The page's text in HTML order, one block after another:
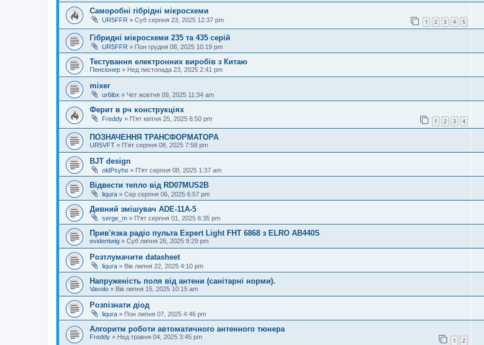
Саморобні гібрідні мікросхеми
UR5FFR » Суб серпня 23, 2025 12:37 pm 1 2 3 4 5
Гібридні мікросхеми 235 та 435 серій
UR5FFR » Пон грудня 08, 2025 10:19 pm
Тестування електронних виробів з Китаю
Пенсіонер » Нед листопада 23, 2025 2:41 pm
mixer
ur6ibx » Чет жовтня 09, 2025 11:34 am
Ферит в рч конструкціях
Freddy » П'ят квітня 25, 2025 6:50 pm 1 2 3 4
ПОЗНАЧЕННЯ ТРАНСФОРМАТОРА
UR5VFT » П'ят серпня 08, 2025 7:58 pm
BJT design
oldPsyho » П'ят серпня 08, 2025 1:37 am
Відвести тепло від RD07MUS2B
liqura » Сер серпня 06, 2025 6:57 pm
Дивний змішувач ADE-11A-5
serge_m » П'ят серпня 01, 2025 6:35 pm
Прив'язка радіо пульта Expert Light FHT 6868 з ELRO AB440S
evidentwig » Суб липня 26, 2025 9:29 pm
Розтлумачити datasheet
liqura » Вів липня 22, 2025 4:10 pm
Напруженість поля від антени (санітарні норми).
Vavolo » Вів липня 15, 2025 10:15 am
Розпізнати діод
liqura » Пон липня 07, 2025 4:46 pm
Алгоритм роботи автоматичного антенного тюнера
Freddy » Нед травня 04, 2025 3:45 pm 1 2